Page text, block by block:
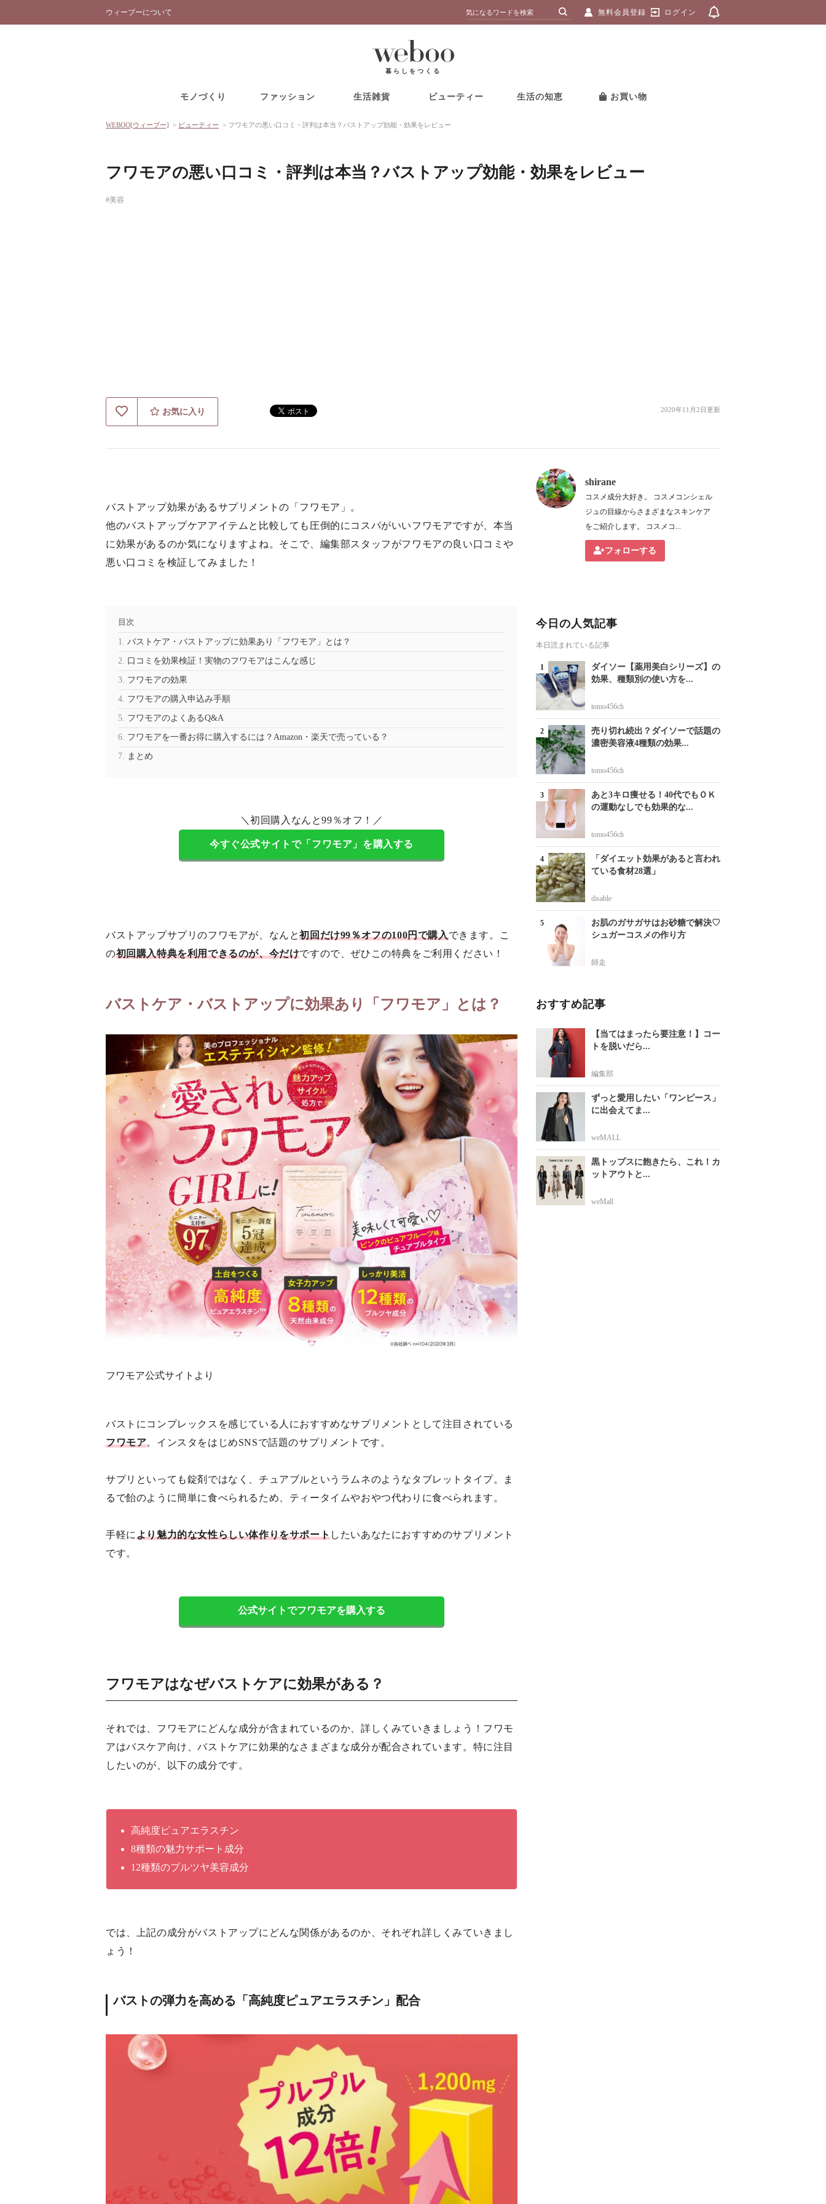
ウィーブーについて 無料会員登録 ログイン
暮らしをつくる
モノづくり ファッション 生活雑貨 ビューティー 生活の知恵 お買い物
WEBOO[ウィーブー] > ビューティー > フワモアの悪い口コミ・評判は本当？バストアップ効能・効果をレビュー
フワモアの悪い口コミ・評判は本当？バストアップ効能・効果をレビュー
#美容
お気に入り 2020年11月2日更新
バストアップ効果があるサプリメントの「フワモア」。
他のバストアップケアアイテムと比較しても圧倒的にコスパがいいフワモアですが、本当
に効果があるのか気になりますよね。そこで、編集部スタッフがフワモアの良い口コミや
悪い口コミを検証してみました！
目次
バストケア・バストアップに効果あり「フワモア」とは？
口コミを効果検証！実物のフワモアはこんな感じ
フワモアの効果
フワモアの購入申込み手順
フワモアのよくあるQ&A
フワモアを一番お得に購入するには？Amazon・楽天で売っている？
まとめ
＼初回購入なんと99％オフ！／
今すぐ公式サイトで「フワモア」を購入する
バストアップサプリのフワモアが、なんと初回だけ99％オフの100円で購入できます。こ
の初回購入特典を利用できるのが、今だけですので、ぜひこの特典をご利用ください！
バストケア・バストアップに効果あり「フワモア」とは？
フワモア公式サイトより
バストにコンプレックスを感じている人におすすめなサプリメントとして注目されている
フワモア。インスタをはじめSNSで話題のサプリメントです。
サプリといっても錠剤ではなく、チュアブルというラムネのようなタブレットタイプ。ま
るで飴のように簡単に食べられるため、ティータイムやおやつ代わりに食べられます。
手軽により魅力的な女性らしい体作りをサポートしたいあなたにおすすめのサプリメント
です。
公式サイトでフワモアを購入する
フワモアはなぜバストケアに効果がある？
それでは、フワモアにどんな成分が含まれているのか、詳しくみていきましょう！フワモ
アはバスケア向け、バストケアに効果的なさまざまな成分が配合されています。特に注目
したいのが、以下の成分です。
高純度ピュアエラスチン
8種類の魅力サポート成分
12種類のプルツヤ美容成分
では、上記の成分がバストアップにどんな関係があるのか、それぞれ詳しくみていきまし
ょう！
バストの弾力を高める「高純度ピュアエラスチン」配合
shirane
コスメ成分大好き。 コスメコンシェル
ジュの目線からさまざまなスキンケア
をご紹介します。 コスメコ...
フォローする
今日の人気記事
本日読まれている記事
ダイソー【薬用美白シリーズ】の
効果、種類別の使い方を...
tomo456ch
売り切れ続出？ダイソーで話題の
濃密美容液4種類の効果...
tomo456ch
あと3キロ痩せる！40代でもＯＫ
の運動なしでも効果的な...
tomo456ch
「ダイエット効果があると言われ
ている食材28選」
disable
お肌のガサガサはお砂糖で解決♡
シュガーコスメの作り方
師走
おすすめ記事
【当てはまったら要注意！】コー
トを脱いだら...
編集部
ずっと愛用したい「ワンピース」
に出会えてま...
weMALL
黒トップスに飽きたら、これ！カ
ットアウトと...
weMall